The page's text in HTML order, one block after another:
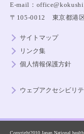
E-mail：
〒105-0012 東京都港
サイトマップ
リンク集
個人情報保護方針
ウェブアクセシビリ
Copyright2010 Japan National